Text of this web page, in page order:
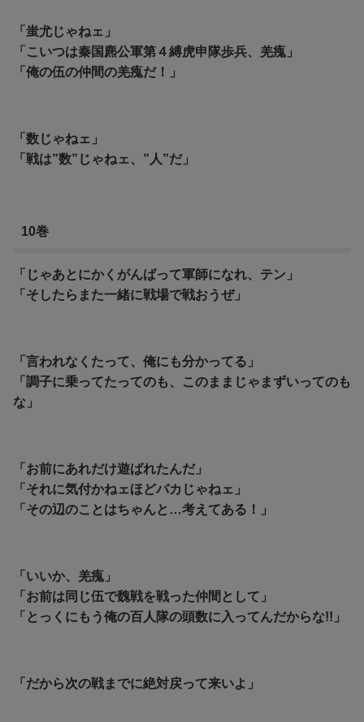
「蚩尤じゃねェ」
「こいつは秦国麃公軍第４縛虎申隊歩兵、羌瘣」
「俺の伍の仲間の羌瘣だ！」
「数じゃねェ」
「戦は”数”じゃねェ、”人”だ」
10巻
「じゃあとにかくがんばって軍師になれ、テン」
「そしたらまた一緒に戦場で戦おうぜ」
「言われなくたって、俺にも分かってる」
「調子に乗ってたってのも、このままじゃまずいってのも
な」
「お前にあれだけ遊ばれたんだ」
「それに気付かねェほどバカじゃねェ」
「その辺のことはちゃんと…考えてある！」
「いいか、羌瘣」
「お前は同じ伍で魏戦を戦った仲間として」
「とっくにもう俺の百人隊の頭数に入ってんだからな!!」
「だから次の戦までに絶対戻って来いよ」